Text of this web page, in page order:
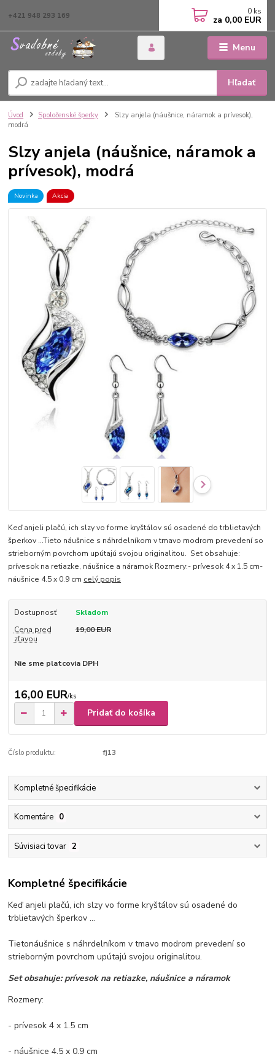
Menu
Hľadať
+421 948 293 169 0 ks
za 0,00 EUR
Úvod Spoločenské šperky
Slzy anjela (náušnice, náramok a prívesok),
modrá
Slzy anjela (náušnice, náramok a
prívesok), modrá
Novinka Akcia
Keď anjeli plačú, ich slzy vo forme kryštálov sú osadené do trblietavých
šperkov ...Tieto náušnice s náhrdelníkom v tmavo modrom prevedení so
strieborným povrchom upútajú svojou originalitou. Set obsahuje:
prívesok na retiazke, náušnice a náramok Rozmery:- prívesok 4 x 1.5 cm-
náušnice 4.5 x 0.9 cm celý popis
Dostupnosť
Skladom
Cena pred
zľavou
19,00 EUR
Nie sme platcovia DPH
16,00 EUR/ks
Pridať do košíka
Číslo produktu: fj13
Kompletné špecifikácie
Komentáre 0
Súvisiaci tovar 2
Kompletné špecifikácie
Keď anjeli plačú,ich slzy vo forme kryštálov sú osadené do
trblietavých šperkov ...
Tietonáušnice s náhrdelníkom v tmavo modrom prevedení so
strieborným povrchom upútajú svojou originalitou.
Set obsahuje: prívesok na retiazke, náušnice a náramok
Rozmery:
- prívesok4 x 1.5 cm
- náušnice 4.5 x 0.9 cm